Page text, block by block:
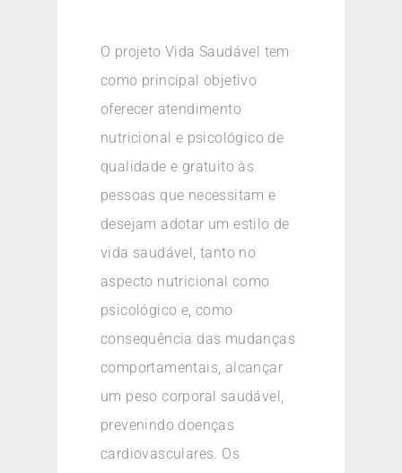
O projeto Vida Saudável tem
como principal objetivo
oferecer atendimento
nutricional e psicológico de
qualidade e gratuito às
pessoas que necessitam e
desejam adotar um estilo de
vida saudável, tanto no
aspecto nutricional como
psicológico e, como
consequência das mudanças
comportamentais, alcançar
um peso corporal saudável,
prevenindo doenças
cardiovasculares. Os